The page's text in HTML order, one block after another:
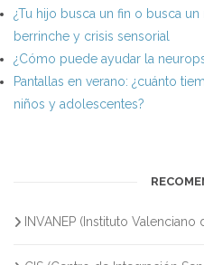
¿Tu hijo busca un fin o busca
berrinche y crisis sensorial
¿Cómo puede ayudar la
Pantallas en verano: ¿cuánto
niños y adolescentes?
INVANEP (Instituto